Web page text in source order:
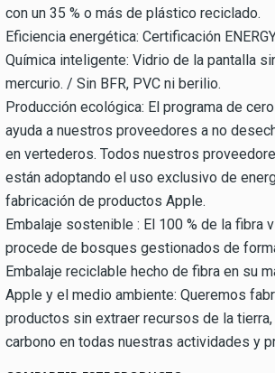
con un 35 % o más de plástico reciclado.
Eficiencia energética: Certificación
Química inteligente: Vidrio de la pantalla
mercurio. / Sin BFR, PVC ni berilio.
Producción ecológica: El programa de
ayuda a nuestros proveedores a no
en vertederos. Todos nuestros
están adoptando el uso exclusivo de
fabricación de productos Apple.
Embalaje sostenible : El 100 % de la fibra
procede de bosques gestionados de
Embalaje reciclable hecho de fibra en su
Apple y el medio ambiente: Queremos
productos sin extraer recursos de la
carbono en todas nuestras actividades y